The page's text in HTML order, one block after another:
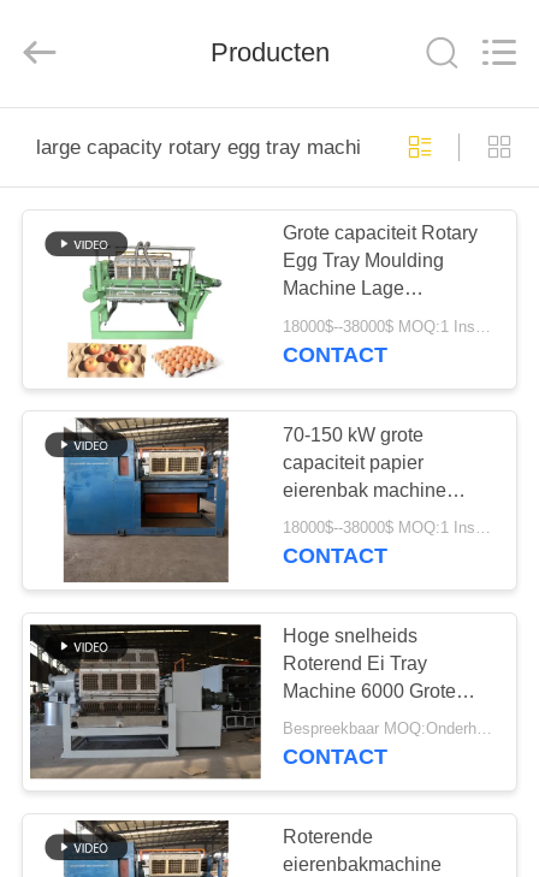
PRODUCTEN
VIDEOS
OVER
ONS
FABRIEKSREIS
KWALITEITSCONTROLE
CONTACTEER
ONS
NIEUWS
ALLE
GEVALLEN
Packing
Machinery
Producten
large capacity rotary egg tray machine
Grote capaciteit Rotary
Egg Tray Moulding
Machine Lage
energieverbruik
18000$--38000$ MOQ:1 Instellen
CONTACT
70-150 kW grote
capaciteit papier
eierenbak machine
Rotary Advanced
18000$--38000$ MOQ:1 Instellen
CONTACT
Hoge snelheids
Roterend Ei Tray
Machine 6000 Grote
Productiecapaciteit
Bespreekbaar MOQ:Onderhandeling
CONTACT
Roterende
eierenbakmachine